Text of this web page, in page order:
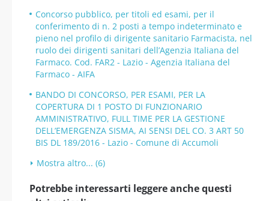
Concorso pubblico, per titoli ed esami, per il
conferimento di n. 2 posti a tempo indeterminato e
pieno nel profilo di dirigente sanitario Farmacista, nel
ruolo dei dirigenti sanitari dell’Agenzia Italiana del
Farmaco. Cod. FAR2 - Lazio - Agenzia Italiana del
Farmaco - AIFA
BANDO DI CONCORSO, PER ESAMI, PER LA
COPERTURA DI 1 POSTO DI FUNZIONARIO
AMMINISTRATIVO, FULL TIME PER LA GESTIONE
DELL’EMERGENZA SISMA, AI SENSI DEL CO. 3 ART 50
BIS DL 189/2016 - Lazio - Comune di Accumoli
Mostra altro... (6)
Potrebbe interessarti leggere anche questi